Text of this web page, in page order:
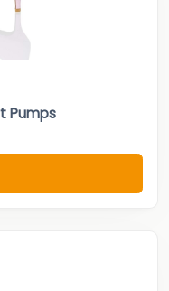
Pumps